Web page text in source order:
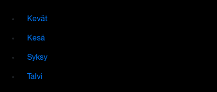
Kevät
Kesä
Syksy
Talvi